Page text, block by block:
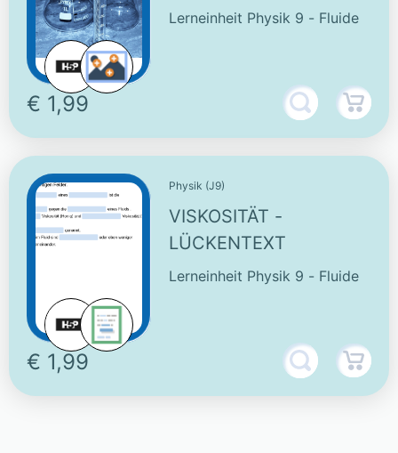
FLUIDE - SCHAUBILD
Lerneinheit Physik 9 - Fluide
€ 1,99
Physik (J9)
VISKOSITÄT -
LÜCKENTEXT
Lerneinheit Physik 9 - Fluide
€ 1,99